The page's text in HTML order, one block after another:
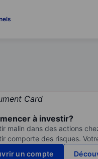
à investir?
malin dans des actions
comporte des risques.
un compte